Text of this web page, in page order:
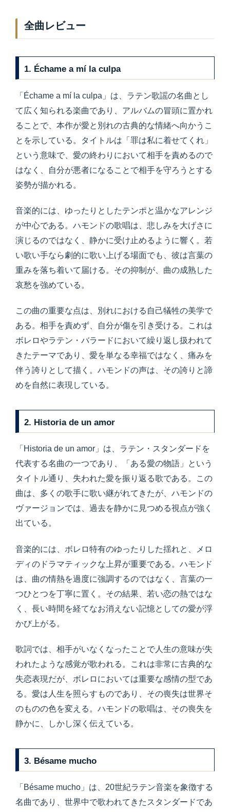
全曲レビュー
1. Échame a mí la culpa
「Échame a mí la culpa」は、ラテン歌謡の名曲とし
て広く知られる楽曲であり、アルバムの冒頭に置かれ
ることで、本作が愛と別れの古典的な情緒へ向かうこ
とを示している。タイトルは「罪は私に着せてくれ」
という意味で、愛の終わりにおいて相手を責めるので
はなく、自分が悪者になることで相手を守ろうとする
姿勢が描かれる。
音楽的には、ゆったりとしたテンポと温かなアレンジ
が中心である。ハモンドの歌唱は、悲しみを大げさに
演じるのではなく、静かに受け止めるように響く。若
い歌い手なら劇的に歌い上げる場面でも、彼は言葉の
重みを落ち着いて届ける。その抑制が、曲の成熟した
哀愁を強めている。
この曲の重要な点は、別れにおける自己犠牲の美学で
ある。相手を責めず、自分が傷を引き受ける。これは
ボレロやラテン・バラードにおいて繰り返し扱われて
きたテーマであり、愛を単なる幸福ではなく、痛みを
伴う誇りとして描く。ハモンドの声は、その誇りと諦
めを自然に表現している。
2. Historia de un amor
「Historia de un amor」は、ラテン・スタンダードを
代表する名曲の一つであり、「ある愛の物語」という
タイトル通り、失われた愛を振り返る歌である。この
曲は、多くの歌手に歌い継がれてきたが、ハモンドの
ヴァージョンでは、過去を静かに見つめる視点が強く
出ている。
音楽的には、ボレロ特有のゆったりした揺れと、メロ
ディのドラマティックな上昇が重要である。ハモンド
は、曲の情熱を過度に強調するのではなく、言葉の一
つひとつを丁寧に置く。その結果、若い恋の熱ではな
く、長い時間を経てなお消えない記憶としての愛が浮
かび上がる。
歌詞では、相手がいなくなったことで人生の意味が失
われたような感覚が歌われる。これは非常に古典的な
失恋表現だが、ボレロにおいては重要な感情の型であ
る。愛は人生を照らすものであり、その喪失は世界そ
のものの色を変える。ハモンドの歌唱は、その喪失を
静かに、しかし深く伝えている。
3. Bésame mucho
「Bésame mucho」は、20世紀ラテン音楽を象徴する
名曲であり、世界中で歌われてきたスタンダードであ